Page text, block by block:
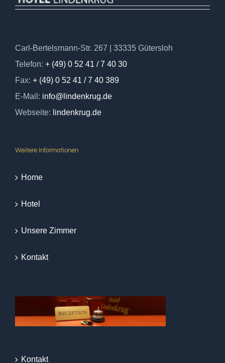
Carl-Bertelsmann-Str. 267 | 33335 Gütersloh
Telefon: + (49) 0 52 41 / 7 40 30
Fax: + (49) 0 52 41 / 7 40 389
E-Mail: info@lindenkrug.de
Webseite: lindenkrug.de
Weitere Informationen
Home
Hotel
Unsere Zimmer
Kontakt
Kontakt